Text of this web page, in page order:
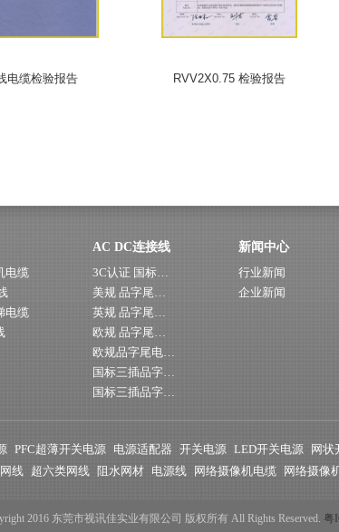
电缆检验报告 RVV2X0.75 检验报告
电缆
电缆
AC DC连接线
3C认证 国标…
美规 品字尾…
英规 品字尾…
欧规 品字尾…
欧规品字尾电…
国标三插品字…
国标三插品字…
新闻中心
行业新闻
企业新闻
PFC超薄开关电源 电源适配器 开关电源 LED开关电源 网状
线 超六类网线 阻水网材 电源线 网络摄像机电缆 网络摄像
2016 东莞市视讯佳实业有限公司 版权所有 All Rights Reserved. 粤